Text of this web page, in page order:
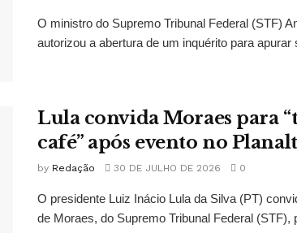
O ministro do Supremo Tribunal Federal (STF)
autorizou a abertura de um inquérito para apurar
Lula convida Moraes para
café” após evento no
by Redação 30 DE JULHO DE 2026 0
O presidente Luiz Inácio Lula da Silva (PT)
de Moraes, do Supremo Tribunal Federal (STF),